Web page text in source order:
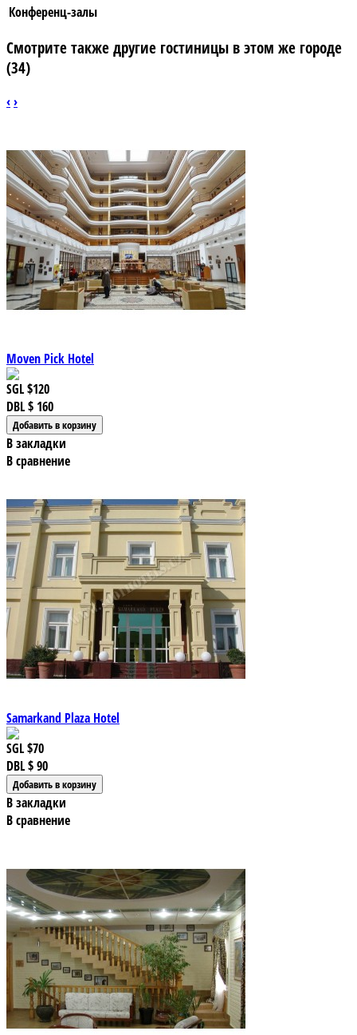
Конференц-залы
Смотрите также другие гостиницы в этом же городе
(34)
‹›
Moven Pick Hotel
SGL$120
DBL$ 160
В закладки
В сравнение
Samarkand Plaza Hotel
SGL$70
DBL$ 90
В закладки
В сравнение